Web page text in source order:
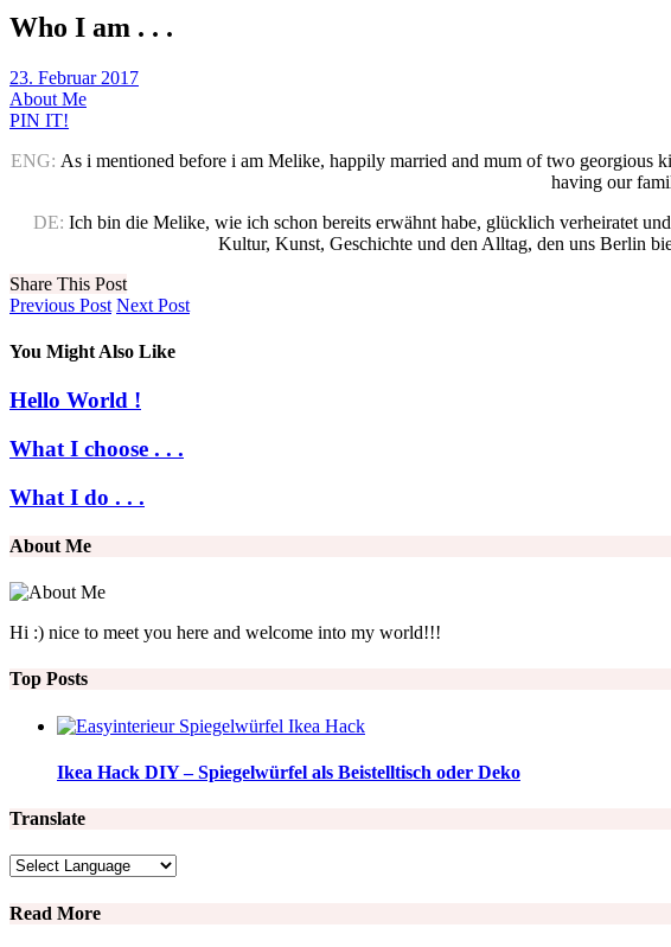
Who I am . . .
23. Februar 2017
About Me
PIN IT!
ENG: As i mentioned before i am Melike, happily married and mum of two
having our
DE: Ich bin die Melike, wie ich schon bereits erwähnt habe, glücklich verheiratet
Kultur, Kunst, Geschichte und den Alltag, den uns Berlin
Share This Post
Previous Post Next Post
You Might Also Like
Hello World !
What I choose . . .
What I do . . .
About Me
Hi :) nice to meet you here and welcome into my world!!!
Top Posts
Ikea Hack DIY – Spiegelwürfel als Beistelltisch oder Deko
Translate
Read More